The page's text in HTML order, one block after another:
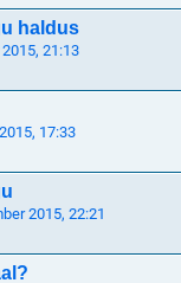
haldus
21:13
17:33
2015, 22:21